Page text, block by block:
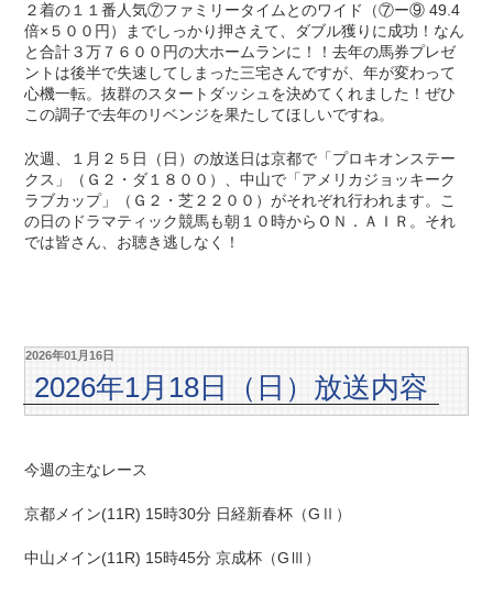
２着の１１番人気⑦ファミリータイムとのワイド（⑦ー⑨ 49.4
倍×５００円）までしっかり押さえて、ダブル獲りに成功！なん
と合計３万７６００円の大ホームランに！！去年の馬券プレゼ
ントは後半で失速してしまった三宅さんですが、年が変わって
心機一転。抜群のスタートダッシュを決めてくれました！ぜひ
この調子で去年のリベンジを果たしてほしいですね。
次週、１月２５日（日）の放送日は京都で「プロキオンステー
クス」（Ｇ２・ダ１８００）、中山で「アメリカジョッキーク
ラブカップ」（Ｇ２・芝２２００）がそれぞれ行われます。こ
の日のドラマティック競馬も朝１０時からＯＮ．ＡＩＲ。それ
では皆さん、お聴き逃しなく！
2026年01月16日
2026年1月18日（日）放送内容
今週の主なレース
京都メイン(11R) 15時30分 日経新春杯（GⅡ）
中山メイン(11R) 15時45分 京成杯（GⅢ）